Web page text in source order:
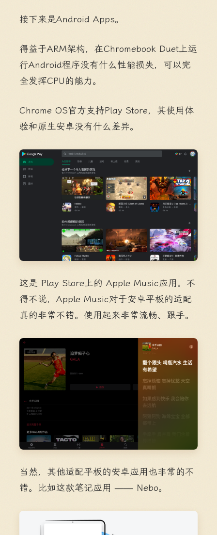
接下来是Android Apps。
得益于ARM架构，在Chromebook Duet上运
行Android程序没有什么性能损失，可以完
全发挥CPU的能力。
Chrome OS官方支持Play Store，其使用体
验和原生安卓没有什么差异。
这是 Play Store上的 Apple Music应用。不
得不说，Apple Music对于安卓平板的适配
真的非常不错。使用起来非常流畅、跟手。
当然，其他适配平板的安卓应用也非常的不
错。比如这款笔记应用 —— Nebo。